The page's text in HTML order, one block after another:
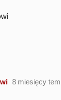
8 miesięcy